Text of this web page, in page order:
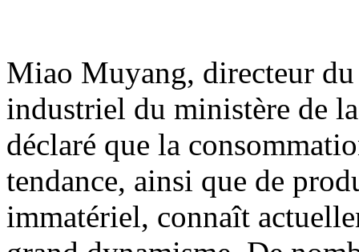
Miao Muyang, directeur
industriel du ministère de
déclaré que la
tendance, ainsi que de
immatériel, connaît